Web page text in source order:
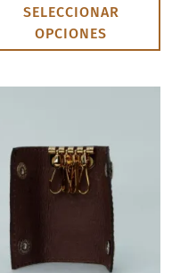
SELECCIONAR
OPCIONES